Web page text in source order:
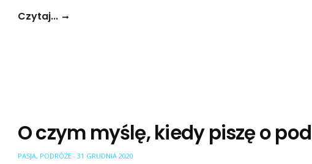
Czytaj...
O czym myślę, kiedy piszę o
PASJA, PODRÓŻE - 31 GRUDNIA 2020